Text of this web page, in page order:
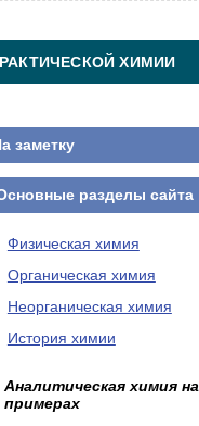
ХИМИИ
заметку
разделы сайта
Физическая химия
Органическая химия
Неорганическая химия
История химии
Аналитическая химия на
примерах